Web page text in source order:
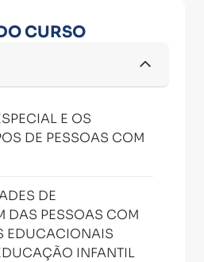
CURSO
E OS
DE PESSOAS COM
DE
DAS PESSOAS COM
EDUCACIONAIS
INFANTIL